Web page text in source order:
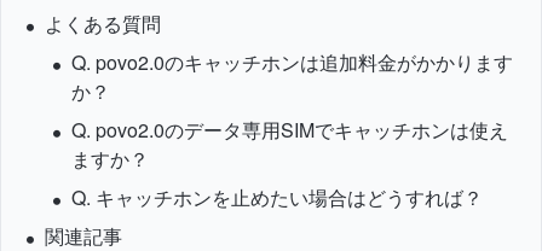
よくある質問
Q. povo2.0のキャッチホンは追加料金がかかります
か？
Q. povo2.0のデータ専用SIMでキャッチホンは使え
ますか？
Q. キャッチホンを止めたい場合はどうすれば？
関連記事